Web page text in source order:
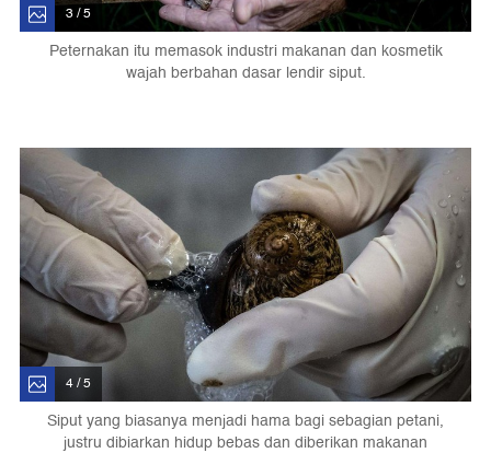
3 / 5
Peternakan itu memasok industri makanan dan kosmetik
wajah berbahan dasar lendir siput.
4 / 5
Siput yang biasanya menjadi hama bagi sebagian petani,
justru dibiarkan hidup bebas dan diberikan makanan